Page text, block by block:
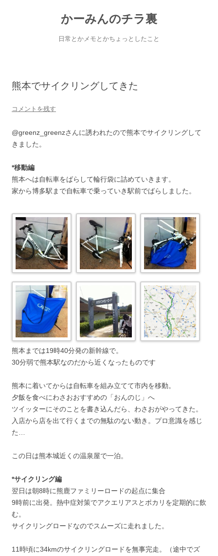
かーみんのチラ裏
日常とかメモとかちょっとしたこと
熊本でサイクリングしてきた
コメントを残す
@greenz_greenzさんに誘われたので熊本でサイクリングして
きました。
*移動編
熊本へは自転車をばらして輪行袋に詰めていきます。
家から博多駅まで自転車で乗っていき駅前でばらしました。
熊本までは19時40分発の新幹線で。
30分弱で熊本駅なのだから近くなったものです
熊本に着いてからは自転車を組み立てて市内を移動。
夕飯を食べにわさおおすすめの「おんのじ」へ
ツイッターにそのことを書き込んだら、わさおがやってきた。
入店から店を出て行くまでの無駄のない動き。プロ意識を感じ
た…
この日は熊本城近くの温泉屋で一泊。
*サイクリング編
翌日は朝8時に熊鹿ファミリーロードの起点に集合
9時前に出発。熱中症対策でアクエリアスとポカリを定期的に飲
む。
サイクリングロードなのでスムーズに走れました。
11時頃に34kmのサイクリングロードを無事完走。（途中でズ